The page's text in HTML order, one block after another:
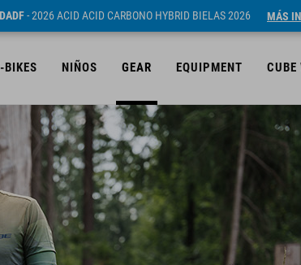
- 2026 ACID ACID CARBONO HYBRID BIELAS 2026 MÁS
BIKES NIÑOS GEAR EQUIPMENT CUBE